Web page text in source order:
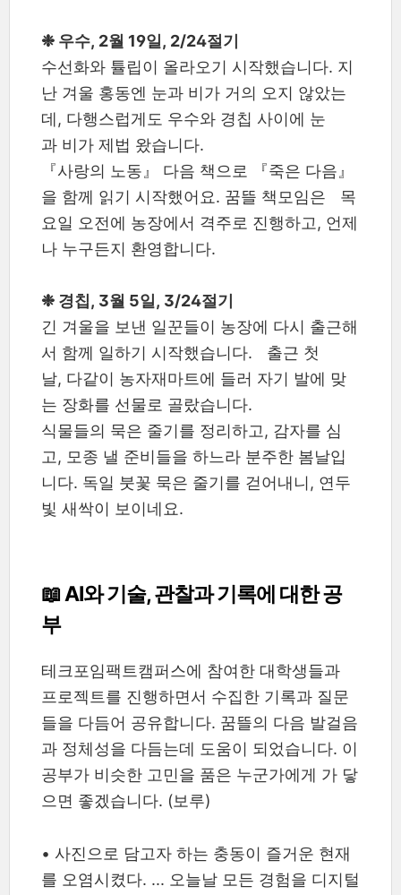
❉ 우수, 2월 19일, 2/24절기
수선화와 튤립이 올라오기 시작했습니다. 지
난 겨울 홍동엔 눈과 비가 거의 오지 않았는
데, 다행스럽게도 우수와 경칩 사이에 눈
과 비가 제법 왔습니다.
『사랑의 노동』 다음 책으로 『죽은 다음』
을 함께 읽기 시작했어요. 꿈뜰 책모임은 목
요일 오전에 농장에서 격주로 진행하고, 언제
나 누구든지 환영합니다.
❉ 경칩, 3월 5일, 3/24절기
긴 겨울을 보낸 일꾼들이 농장에 다시 출근해
서 함께 일하기 시작했습니다. 출근 첫
날, 다같이 농자재마트에 들러 자기 발에 맞
는 장화를 선물로 골랐습니다.
식물들의 묵은 줄기를 정리하고, 감자를 심
고, 모종 낼 준비들을 하느라 분주한 봄날입
니다. 독일 붓꽃 묵은 줄기를 걷어내니, 연두
빛 새싹이 보이네요.
📖 AI와 기술, 관찰과 기록에 대한 공
부
테크포임팩트캠퍼스에 참여한 대학생들과
프로젝트를 진행하면서 수집한 기록과 질문
들을 다듬어 공유합니다. 꿈뜰의 다음 발걸음
과 정체성을 다듬는데 도움이 되었습니다. 이
공부가 비슷한 고민을 품은 누군가에게 가 닿
으면 좋겠습니다. (보루)
• 사진으로 담고자 하는 충동이 즐거운 현재
를 오염시켰다. ... 오늘날 모든 경험을 디지털